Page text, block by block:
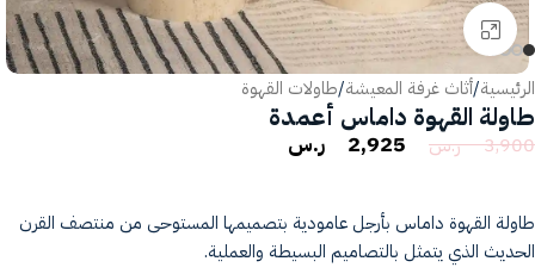
انقر للتكبير
الرئيسية/أثاث غرفة المعيشة/طاولات القهوة
طاولة القهوة داماس أعمدة
3,900 ر.س 2,925 ر.س
طاولة القهوة داماس بأرجل عامودية بتصميمها المستوحى من منتصف القرن
الحديث الذي يتمثل بالتصاميم البسيطة والعملية.